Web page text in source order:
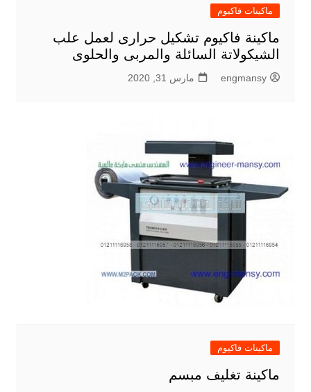
ماكينات فاكيوم
ماكينة فاكيوم تشكيل حرارى لعمل علب
الشيكولاتة السائلة والمربى والحلوى
engmansy مارس 31, 2020
ماكينات فاكيوم
ماكينة تغليف مبسم